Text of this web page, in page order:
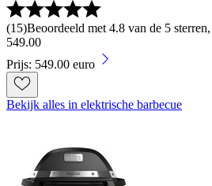
(15)Beoordeeld met 4.8 van de 5
549.00
Prijs: 549.00 euro
Bekijk alles in elektrische barbecue